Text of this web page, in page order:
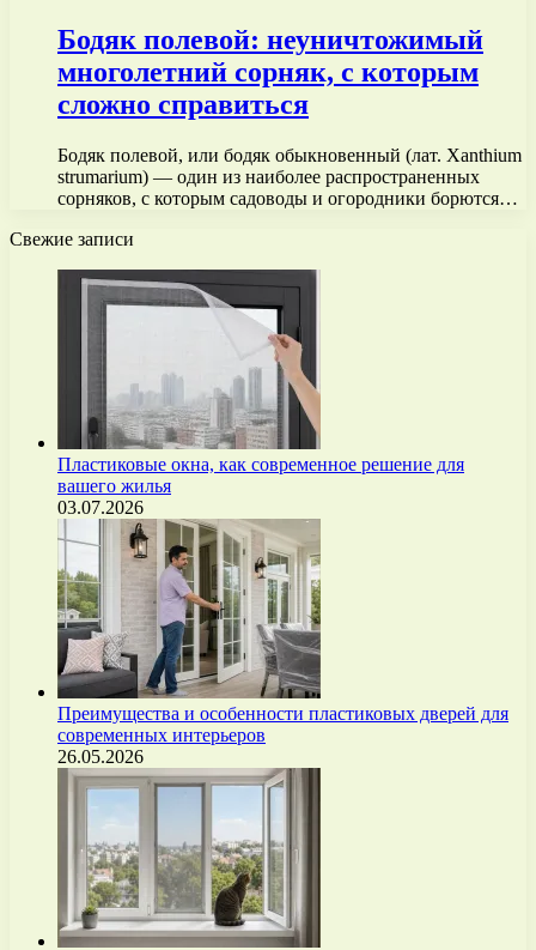
Бодяк полевой: неуничтожимый
многолетний сорняк, с которым
сложно справиться
Бодяк полевой, или бодяк обыкновенный (лат. Xanthium
strumarium) — один из наиболее распространенных
сорняков, с которым садоводы и огородники борются…
Свежие записи
Пластиковые окна, как современное решение для
вашего жилья
03.07.2026
Преимущества и особенности пластиковых дверей для
современных интерьеров
26.05.2026